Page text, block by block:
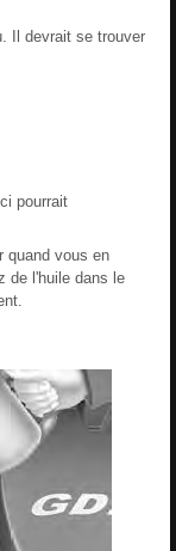
Il devrait se trouver
pourrait
quand vous en
de l'huile dans le